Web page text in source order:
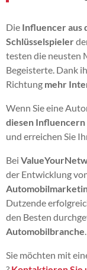
Die Influencer aus
Schlüsselspieler
testen die neusten
Begeisterte. Dank
Richtung mehr
Wenn Sie eine
diesen
und erreichen Sie
Bei
der Entwicklung
Dutzende
den Besten
Automobilbranche
Sie möchten mit